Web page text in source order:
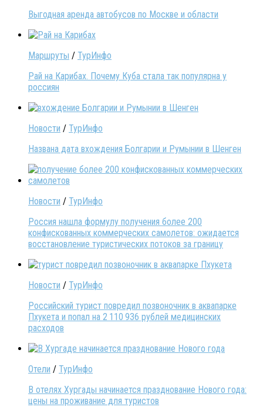
Выгодная аренда автобусов по Москве и области
Маршруты / ТурИнфо
Рай на Карибах. Почему Куба стала так популярна у
россиян
Новости / ТурИнфо
Названа дата вхождения Болгарии и Румынии в Шенген
Новости / ТурИнфо
Россия нашла формулу получения более 200
конфискованных коммерческих самолетов: ожидается
восстановление туристических потоков за границу
Новости / ТурИнфо
Российский турист повредил позвоночник в аквапарке
Пхукета и попал на 2 110 936 рублей медицинских
расходов
Отели / ТурИнфо
В отелях Хургады начинается празднование Нового года:
цены на проживание для туристов